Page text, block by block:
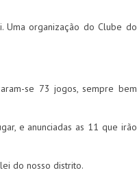
Uma organização do Clube do
se 73 jogos, sempre bem
e anunciadas as 11 que irão
do nosso distrito.